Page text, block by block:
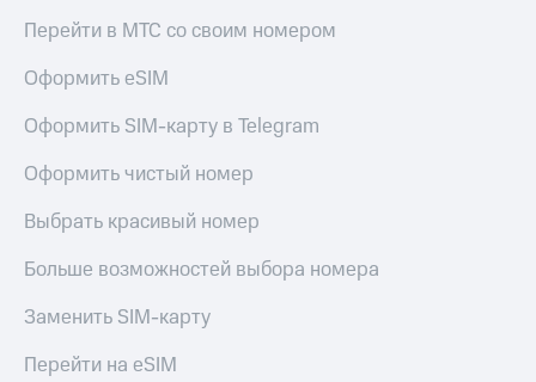
Перейти в МТС со своим номером
Оформить eSIM
Оформить SIM-карту в Telegram
Оформить чистый номер
Выбрать красивый номер
Больше возможностей выбора номера
Заменить SIM-карту
Перейти на eSIM